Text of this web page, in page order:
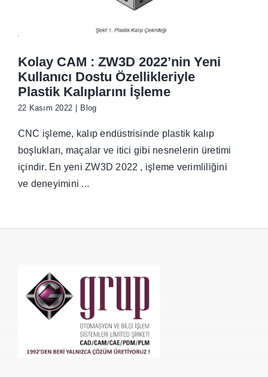
Kolay CAM : ZW3D 2022’nin Yeni
Kullanıcı Dostu Özellikleriyle
Plastik Kalıplarını İşleme
22 Kasım 2022 Blog
CNC işleme, kalıp endüstrisinde plastik kalıp
boşlukları, maçalar ve itici gibi nesnelerin üretimi
içindir. En yeni ZW3D 2022 , işleme verimliliğini
ve deneyimini ...